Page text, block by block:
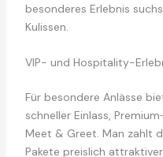
besonderes Erlebnis
Kulissen.
VIP- und Hospitality-
Für besondere Anlässe
schneller Einlass,
Meet & Greet. Man zahlt
Pakete preislich